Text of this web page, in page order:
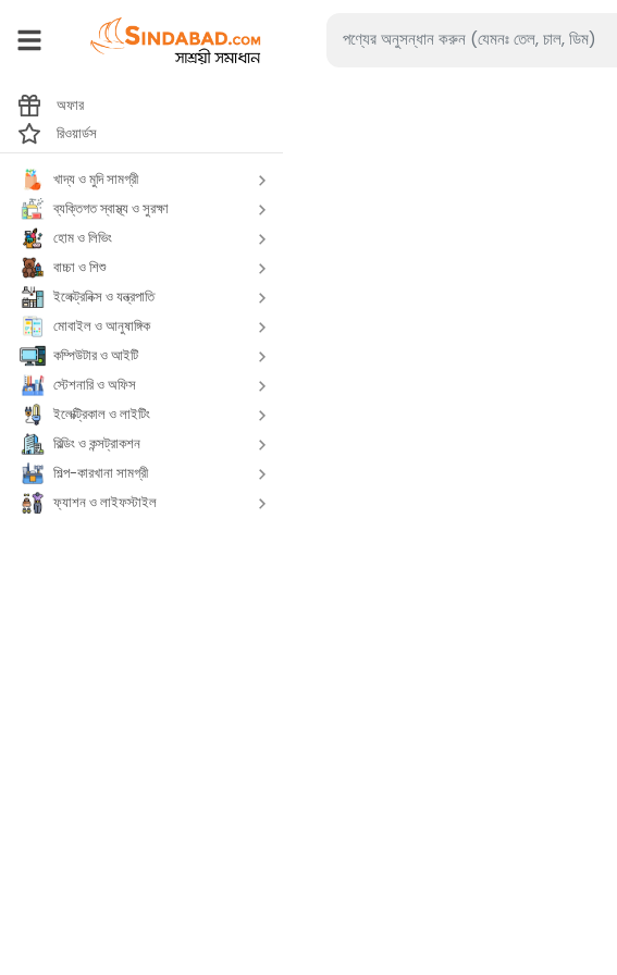
অফার
রিওয়ার্ডস
খাদ্য ও মুদি সামগ্রী
ব্যক্তিগত স্বাস্থ্য ও সুরক্ষা
হোম ও লিভিং
বাচ্চা ও শিশু
ইলেক্ট্রনিক্স ও যন্ত্রপাতি
মোবাইল ও আনুষাঙ্গিক
কম্পিউটার ও আইটি
স্টেশনারি ও অফিস
ইলেক্ট্রিকাল ও লাইটিং
বিল্ডিং ও কন্সট্রাকশন
শিল্প-কারখানা সামগ্রী
ফ্যাশন ও লাইফস্টাইল